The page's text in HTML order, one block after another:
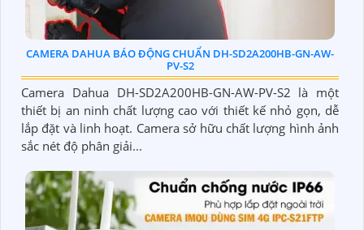
CAMERA DAHUA BÁO ĐỘNG CHUẨN DH-SD2A200HB-GN-AW-
PV-S2
Camera Dahua DH-SD2A200HB-GN-AW-PV-S2 là một
thiết bị an ninh chất lượng cao với thiết kế nhỏ gọn, dễ
lắp đặt và linh hoạt. Camera sở hữu chất lượng hình ảnh
sắc nét độ phân giải...